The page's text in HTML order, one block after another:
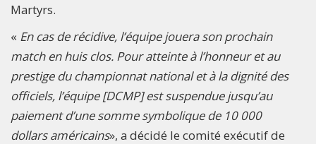
Martyrs.
« En cas de récidive, l’équipe jouera son prochain
match en huis clos. Pour atteinte à l’honneur et au
prestige du championnat national et à la dignité des
officiels, l’équipe [DCMP] est suspendue jusqu’au
paiement d’une somme symbolique de 10 000
dollars américains», a décidé le comité exécutif de